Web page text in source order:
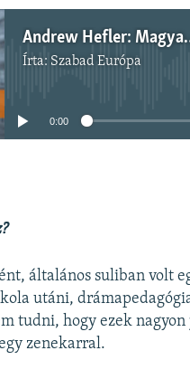
Andrew Hefler: Magyarországnak nagy előnye, hogy kis ország, sok mindent lehet hamar megváltoztatni, igaz, rossz irányba is
Írta: Szabad Európa
nincs elérhető tartalom
0:00
általános suliban volt
utáni,
tudni, hogy ezek
zenekarral.